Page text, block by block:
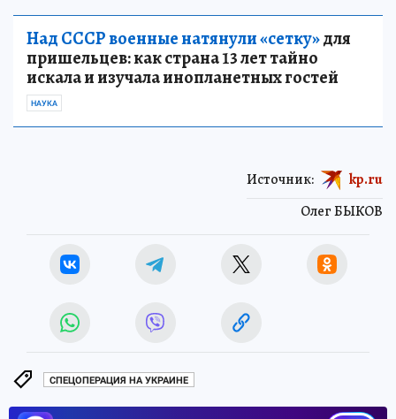
Над СССР военные натянули «сетку»для
пришельцев: как страна 13 лет тайно
искала и изучала инопланетных гостей
НАУКА
Олег БЫКОВ
Источник: kp.ru
СПЕЦОПЕРАЦИЯ НА УКРАИНЕ